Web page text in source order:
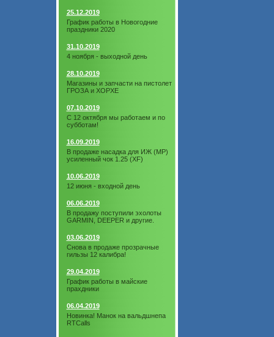
25.12.2019
График работы в Новогодние
праздники 2020
31.10.2019
4 ноября - выходной день
28.10.2019
Магазины и запчасти на пистолет
ГРОЗА и ХОРХЕ
07.10.2019
С 12 октября мы работаем и по
субботам!
16.09.2019
В продаже насадка для ИЖ (МР)
усиленный чок 1.25 (XF)
10.06.2019
12 июня - входной день
06.06.2019
В продажу поступили эхолоты
GARMIN, DEEPER и другие.
03.06.2019
Снова в продаже прозрачные
гильзы 12 калибра!
29.04.2019
График работы в майские
прахдники
06.04.2019
Новинка! Манок на вальдшнепа
RTCalls